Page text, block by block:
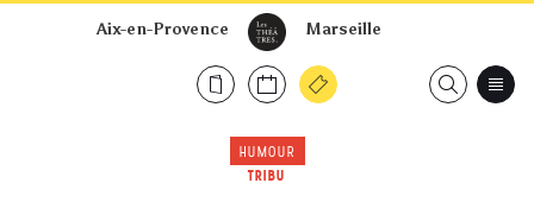
Marseille
Aix-en-Provence
HUMOUR
TRIBU